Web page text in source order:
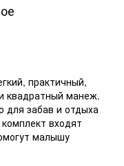
практичный,
квадратный манеж.
для забав и отдыха
входят
малышу